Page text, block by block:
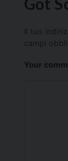
Il tuo
campi
Your